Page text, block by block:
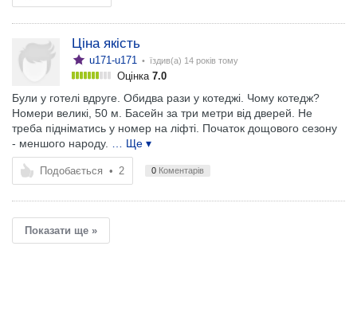
Ціна якість
u171-u171 • їздив(а) 14 років тому
Оцінка 7.0
Були у готелі вдруге. Обидва рази у котеджі. Чому котедж?
Номери великі, 50 м. Басейн за три метри від дверей. Не
треба підніматись у номер на ліфті. Початок дощового сезону
- меншого народу.
… Ще ▾
Подобається • 2 0 Коментарів
Показати ще »